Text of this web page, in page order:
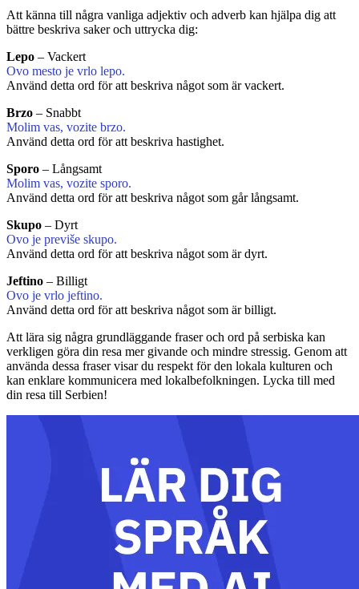
Att känna till några vanliga adjektiv och adverb kan hjälpa dig att
bättre beskriva saker och uttrycka dig:
Lepo – Vackert
Ovo mesto je vrlo lepo.
Använd detta ord för att beskriva något som är vackert.
Brzo – Snabbt
Molim vas, vozite brzo.
Använd detta ord för att beskriva hastighet.
Sporo – Långsamt
Molim vas, vozite sporo.
Använd detta ord för att beskriva något som går långsamt.
Skupo – Dyrt
Ovo je previše skupo.
Använd detta ord för att beskriva något som är dyrt.
Jeftino – Billigt
Ovo je vrlo jeftino.
Använd detta ord för att beskriva något som är billigt.
Att lära sig några grundläggande fraser och ord på serbiska kan
verkligen göra din resa mer givande och mindre stressig. Genom att
använda dessa fraser visar du respekt för den lokala kulturen och
kan enklare kommunicera med lokalbefolkningen. Lycka till med
din resa till Serbien!